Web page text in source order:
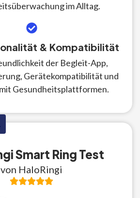
im Alltag.
& Kompatibilität
der Begleit-App,
Gerätekompatibilität und
Gesundheitsplattformen.
Smart Ring Test
von HaloRingi